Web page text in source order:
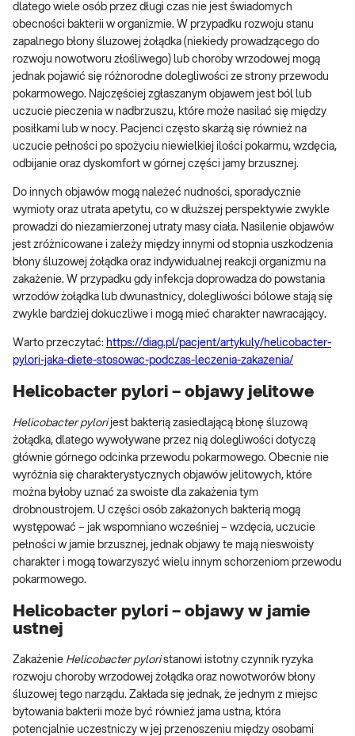
dlatego wiele osób przez długi czas nie jest świadomych
obecności bakterii w organizmie. W przypadku rozwoju stanu
zapalnego błony śluzowej żołądka (niekiedy prowadzącego do
rozwoju nowotworu złośliwego) lub choroby wrzodowej mogą
jednak pojawić się różnorodne dolegliwości ze strony przewodu
pokarmowego. Najczęściej zgłaszanym objawem jest ból lub
uczucie pieczenia w nadbrzuszu, które może nasilać się między
posiłkami lub w nocy. Pacjenci często skarżą się również na
uczucie pełności po spożyciu niewielkiej ilości pokarmu, wzdęcia,
odbijanie oraz dyskomfort w górnej części jamy brzusznej.
Do innych objawów mogą należeć nudności, sporadycznie
wymioty oraz utrata apetytu, co w dłuższej perspektywie zwykle
prowadzi do niezamierzonej utraty masy ciała. Nasilenie objawów
jest zróżnicowane i zależy między innymi od stopnia uszkodzenia
błony śluzowej żołądka oraz indywidualnej reakcji organizmu na
zakażenie. W przypadku gdy infekcja doprowadza do powstania
wrzodów żołądka lub dwunastnicy, dolegliwości bólowe stają się
zwykle bardziej dokuczliwe i mogą mieć charakter nawracający.
Warto przeczytać: https://diag.pl/pacjent/artykuly/helicobacter-
pylori-jaka-diete-stosowac-podczas-leczenia-zakazenia/
Helicobacter pylori – objawy jelitowe
Helicobacter pylorijest bakterią zasiedlającą błonę śluzową
żołądka, dlatego wywoływane przez nią dolegliwości dotyczą
głównie górnego odcinka przewodu pokarmowego. Obecnie nie
wyróżnia się charakterystycznych objawów jelitowych, które
można byłoby uznać za swoiste dla zakażenia tym
drobnoustrojem. U części osób zakażonych bakterią mogą
występować – jak wspomniano wcześniej – wzdęcia, uczucie
pełności w jamie brzusznej, jednak objawy te mają nieswoisty
charakter i mogą towarzyszyć wielu innym schorzeniom przewodu
pokarmowego.
Helicobacter pylori – objawy w jamie
ustnej
Zakażenie Helicobacter pyloristanowi istotny czynnik ryzyka
rozwoju choroby wrzodowej żołądka oraz nowotworów błony
śluzowej tego narządu. Zakłada się jednak, że jednym z miejsc
bytowania bakterii może być również jama ustna, która
potencjalnie uczestniczy w jej przenoszeniu między osobami